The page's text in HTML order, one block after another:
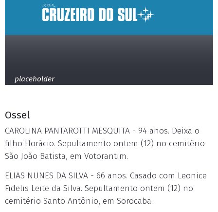
placeholder
Ossel
CAROLINA PANTAROTTI MESQUITA - 94 anos. Deixa o
filho Horácio. Sepultamento ontem (12) no cemitério
São João Batista, em Votorantim.
ELIAS NUNES DA SILVA - 66 anos. Casado com Leonice
Fidelis Leite da Silva. Sepultamento ontem (12) no
cemitério Santo Antônio, em Sorocaba.